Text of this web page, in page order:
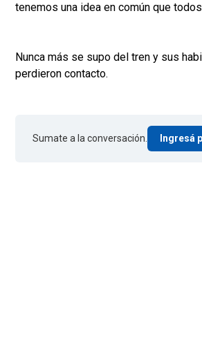
tenemos una idea en común que
Nunca más se supo del tren y sus
perdieron contacto.
Sumate a la conversación. Ingresá